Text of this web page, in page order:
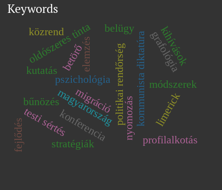
Keywords
politikai rendőrségkommunista diktatúra
magyarország
profilalkotás
pszichológia
elemzés
oldószeres tinta
módszerek
migráció
bűnözés
konferencia limerick
grafológia
betörő
nyomozás
kihívások
testi sértés
stratégiák
közrend
fejlődés
belügy
kutatás